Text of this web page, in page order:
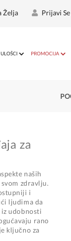
Želja Prijavi
PROMOCIJA
za
naših
zdravlju.
i
ljudima da
udobnosti
rano
ključno za